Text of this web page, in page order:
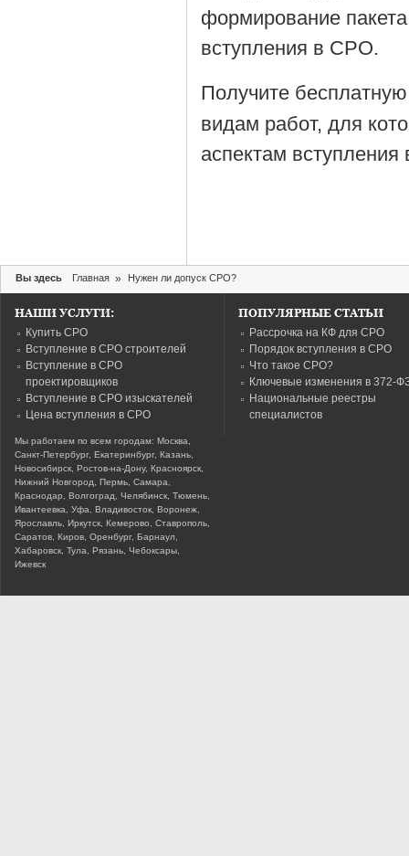
формирование
вступления в СРО.
Получите
видам работ, для
аспектам
Вы здесь Главная » Нужен ли допуск СРО?
НАШИ УСЛУГИ:
Купить СРО
Вступление в СРО строителей
Вступление в СРО
проектировщиков
Вступление в СРО изыскателей
Цена вступления в СРО
Мы работаем по всем городам: Москва,
Санкт-Петербург, Екатеринбург, Казань,
Новосибирск, Ростов-на-Дону, Красноярск,
Нижний Новгород, Пермь, Самара,
Краснодар, Волгоград, Челябинск, Тюмень,
Ивантеевка, Уфа, Владивосток, Воронеж,
Ярославль, Иркутск, Кемерово, Ставрополь,
Саратов, Киров, Оренбург, Барнаул,
Хабаровск, Тула, Рязань, Чебоксары,
Ижевск
ПОПУЛЯРНЫЕ СТАТЬИ
Рассрочка на КФ для СРО
Порядок вступления в СРО
Что такое СРО?
Ключевые изменения в 372-
Национальные реестры
специалистов